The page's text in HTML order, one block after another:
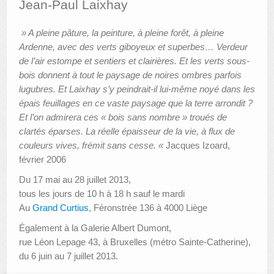
ANIMATIONS DES MUSÉES
PUBLICATIONS
LES APPELS À PROJETS
LE PORTAIL DES COLLECTIONS
Jean-Paul Laixhay
» A pleine pâture, la peinture, à pleine forêt, à pleine
Ardenne, avec des verts giboyeux et superbes… Verdeur
de l’air estompe et sentiers et clairières. Et les verts sous-
bois donnent à tout le paysage de noires ombres parfois
lugubres. Et Laixhay s’y peindrait-il lui-même noyé dans les
épais feuillages en ce vaste paysage que la terre arrondit ?
Et l’on admirera ces « bois sans nombre » troués de
clartés éparses. La réelle épaisseur de la vie, à flux de
couleurs vives, frémit sans cesse. « Jacques Izoard,
février 2006
Du 17 mai au 28 juillet 2013,
tous les jours de 10 h à 18 h sauf le mardi
Au Grand Curtius, Féronstrée 136 à 4000 Liège
Également à la Galerie Albert Dumont,
rue Léon Lepage 43, à Bruxelles (métro Sainte-Catherine),
du 6 juin au 7 juillet 2013.